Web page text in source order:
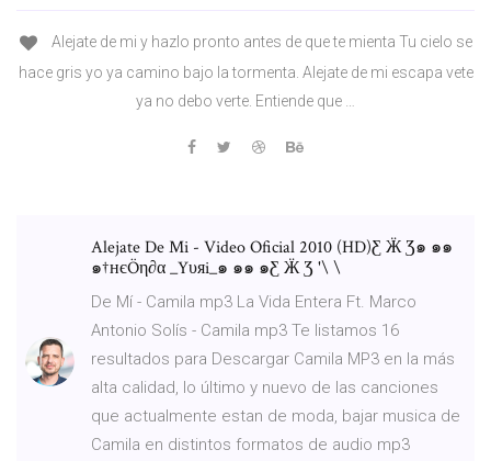
Alejate de mi y hazlo pronto antes de que te mienta Tu cielo se
hace gris yo ya camino bajo la tormenta. Alejate de mi escapa vete
ya no debo verte. Entiende que …
Alejate De Mi - Video Oficial 2010 (HD)Ƹ Ӝ Ʒ๑ ๑๑
๑†нєÖη∂α _Yυяi_๑ ๑๑ ๑Ƹ Ӝ Ʒ '\ \
De Mí - Camila mp3 La Vida Entera Ft. Marco
Antonio Solís - Camila mp3 Te listamos 16
resultados para Descargar Camila MP3 en la más
alta calidad, lo último y nuevo de las canciones
que actualmente estan de moda, bajar musica de
Camila en distintos formatos de audio mp3